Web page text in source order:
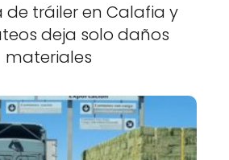
tráiler en Calafia y
deja solo daños
materiales